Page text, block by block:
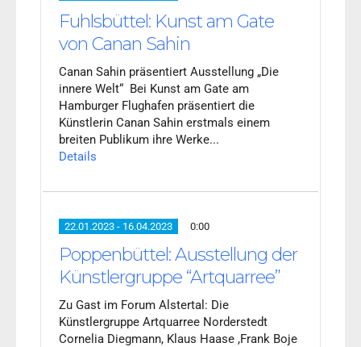
Fuhlsbüttel: Kunst am Gate
von Canan Sahin
Canan Sahin präsentiert Ausstellung „Die
innere Welt“ Bei Kunst am Gate am
Hamburger Flughafen präsentiert die
Künstlerin Canan Sahin erstmals einem
breiten Publikum ihre Werke...
Details
22.01.2023 - 16.04.2023 0:00
Poppenbüttel: Ausstellung der
Künstlergruppe “Artquarree”
Zu Gast im Forum Alstertal: Die
Künstlergruppe Artquarree Norderstedt
Cornelia Diegmann, Klaus Haase ,Frank Boje